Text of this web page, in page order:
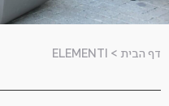
דף הבית >
ELEMENTI